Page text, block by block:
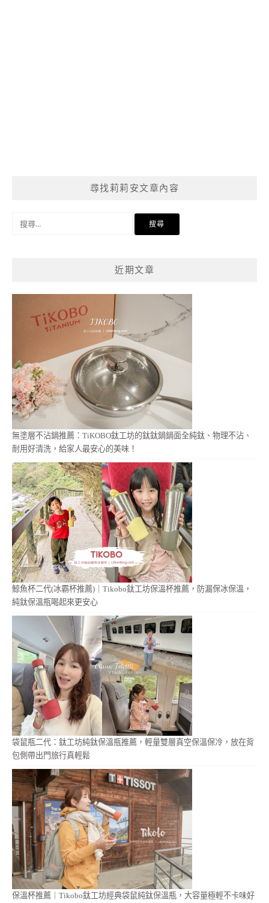
尋找莉莉安文章內容
近期文章
無塗層不沾鍋推薦：TiKOBO鈦工坊的鈦鈦鍋鍋面全純鈦、物理不沾、
耐用好清洗，給家人最安心的美味！
鯨魚杯二代(冰霸杯推薦)｜Tikobo鈦工坊保溫杯推薦，防漏保冰保溫，
純鈦保溫瓶喝起來更安心
袋鼠瓶二代：鈦工坊純鈦保溫瓶推薦，輕量雙層真空保溫保冷，放在背
包側帶出門旅行真輕鬆
保溫杯推薦｜Tikobo鈦工坊經典袋鼠純鈦保溫瓶，大容量極輕不卡味好